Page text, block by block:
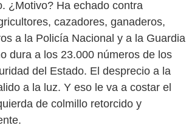
¿Motivo? Ha echado contra
cazadores, ganaderos,
a la Policía Nacional y a la Guardia
dura a los 23.000 números de los
del Estado. El desprecio a la
a la luz. Y eso le va a costar el
de colmillo retorcido y